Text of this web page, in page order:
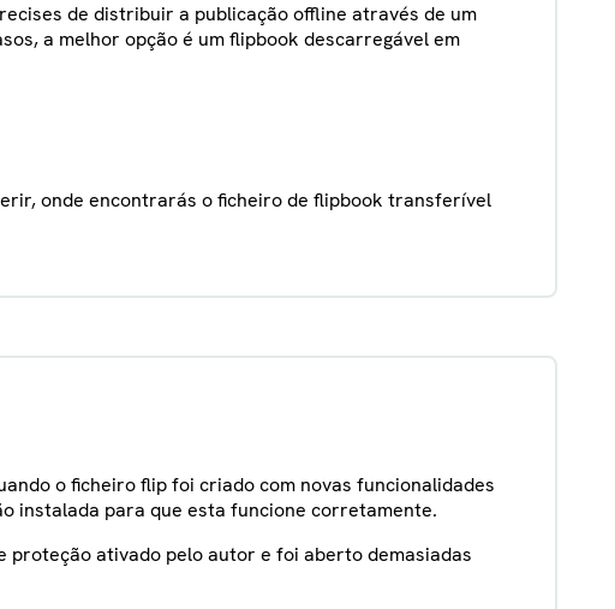
de distribuir a publicação offline através de um
a melhor opção é um flipbook descarregável em
onde encontrarás o ficheiro de flipbook transferível
o ficheiro flip foi criado com novas funcionalidades
instalada para que esta funcione corretamente.
proteção ativado pelo autor e foi aberto demasiadas